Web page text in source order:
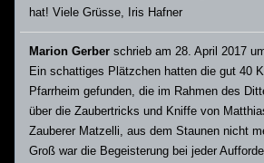
hat! Viele Grüsse, Iris Hafner
Marion Gerberschrieb am 28. April 2017
Ein schattiges Plätzchen hatten die gut 40
Pfarrheim gefunden, die im Rahmen des
über die Zaubertricks und Kniffe von
Zauberer Matzelli, aus dem Staunen nicht
Groß war die Begeisterung bei jeder